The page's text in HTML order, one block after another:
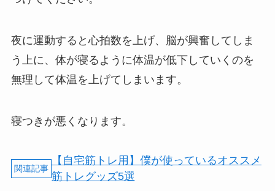
夜に運動すると心拍数を上げ、脳が興奮してしま
う上に、体が寝るように体温が低下していくのを
無理して体温を上げてしまいます。
寝つきが悪くなります。
【自宅筋トレ用】僕が使っているオススメ
筋トレグッズ5選